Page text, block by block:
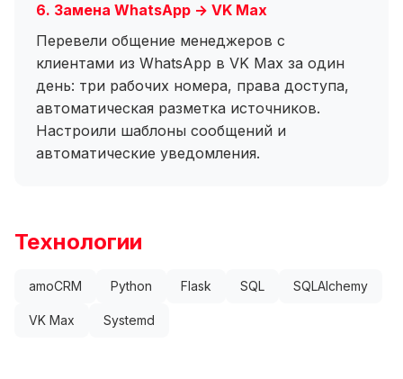
6. Замена WhatsApp → VK Max
Перевели общение менеджеров с
клиентами из WhatsApp в VK Max за один
день: три рабочих номера, права доступа,
автоматическая разметка источников.
Настроили шаблоны сообщений и
автоматические уведомления.
Технологии
amoCRM Python Flask SQL SQLAlchemy
VK Max Systemd